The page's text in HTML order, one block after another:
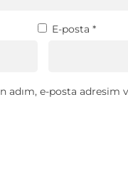
E-posta *
adım, e-posta adresim